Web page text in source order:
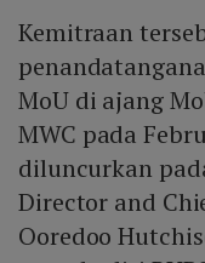
Kemitraan
MoU di ajang
MWC pada
diluncurkan
Director and
Ooredoo